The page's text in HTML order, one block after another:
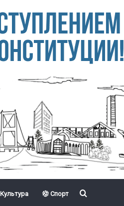
Культура Спорт Іздеу